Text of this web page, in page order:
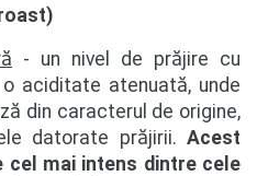
- un nivel de prăjire cu
aciditate atenuată, unde
din caracterul de origine,
datorate prăjirii. Acest
cel mai intens dintre cele